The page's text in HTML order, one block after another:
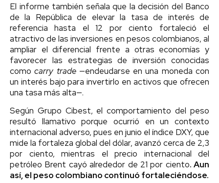
El informe también señala que la decisión del Banco
de la República de elevar la tasa de interés de
referencia hasta el 12 por ciento fortaleció el
atractivo de las inversiones en pesos colombianos, al
ampliar el diferencial frente a otras economías y
favorecer las estrategias de inversión conocidas
comocarry trade —endeudarse en una moneda con
un interés bajo para invertirlo en activos que ofrecen
una tasa más alta—.
Según Grupo Cibest, el comportamiento del peso
resultó llamativo porque ocurrió en un contexto
internacional adverso, pues en junio el índice DXY, que
mide la fortaleza global del dólar, avanzó cerca de 2,3
por ciento, mientras el precio internacional del
petróleo Brent cayó alrededor de 21 por ciento. Aun
así, el peso colombiano continuó fortaleciéndose.